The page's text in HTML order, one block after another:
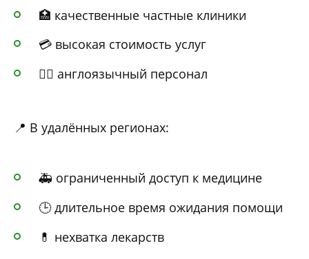
🏥 качественные частные клиники
💳 высокая стоимость услуг
🧑‍⚕️ англоязычный персонал
📍 В удалённых регионах:
🚑 ограниченный доступ к медицине
🕒 длительное время ожидания помощи
💊 нехватка лекарств